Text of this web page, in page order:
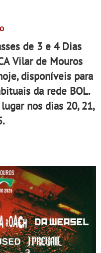
de 3 e 4 Dias
Vilar de Mouros
disponíveis para
da rede BOL.
nos dias 20, 21,